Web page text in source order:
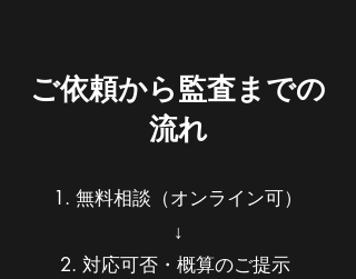
ご依頼から監査までの
流れ
1. 無料相談（オンライン可）
↓
2. 対応可否・概算のご提示